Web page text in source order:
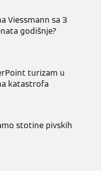
Viessmann sa 3
godišnje?
turizam u
katastrofa
stotine pivskih